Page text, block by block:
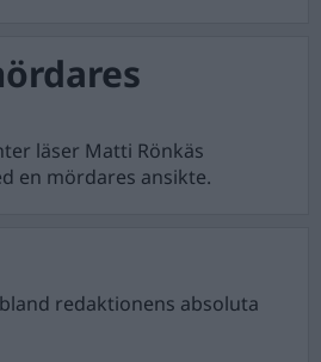
läser Matti Rönkäs
en mördares ansikte.
redaktionens absoluta